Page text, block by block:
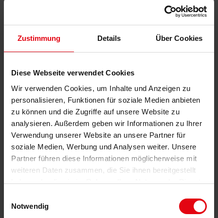
Zustimmung Details Über Cookies
Diese Webseite verwendet Cookies
Wir verwenden Cookies, um Inhalte und Anzeigen zu
personalisieren, Funktionen für soziale Medien anbieten
zu können und die Zugriffe auf unsere Website zu
analysieren. Außerdem geben wir Informationen zu Ihrer
Verwendung unserer Website an unsere Partner für
soziale Medien, Werbung und Analysen weiter. Unsere
Partner führen diese Informationen möglicherweise mit
weiteren Daten zusammen, die Sie ihnen bereitgestellt
haben oder die sie im Rahmen Ihrer Nutzung der Dienste
Notwendig
KONTAKT
Telefon: 06321 / 499 02 0
KONTAKTIEREN
BESONDERHEITEN / AUSSTATTUNG
✓ großzügige, vermietete 4-Zimmer-